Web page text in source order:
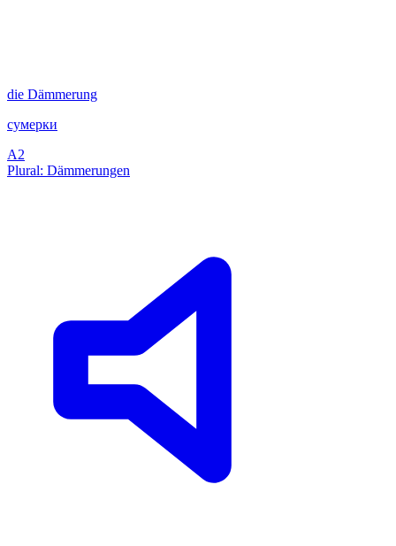
die Dämmerung
сумерки
A2
Plural: Dämmerungen